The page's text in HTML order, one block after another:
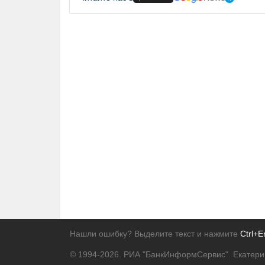
Нашли ошибку? Выделите текст и нажмите
© 1994-2026. РИА "БанкИнформСервис".